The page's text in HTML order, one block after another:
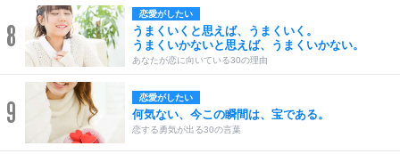
8
恋愛がしたい
うまくいくと思えば、うまくいく。
うまくいかないと思えば、うまくいかない。
あなたが恋に向いている30の理由
9 恋愛がしたい
何気ない、今この瞬間は、宝である。
恋する勇気が出る30の言葉